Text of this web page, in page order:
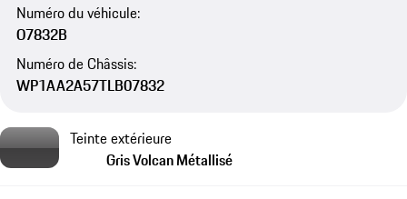
Numéro du véhicule:
O7832B
Numéro de Châssis:
WP1AA2A57TLB07832
Teinte extérieure
Gris Volcan Métallisé